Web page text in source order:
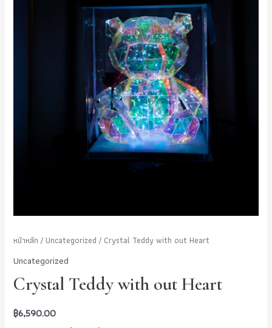
หน้าหลัก / Uncategorized / Crystal Teddy with out Heart
Uncategorized
Crystal Teddy with out Heart
฿6,590.00